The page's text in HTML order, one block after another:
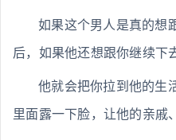
如果这个男人是真的想
后，如果他还想跟你继续下
他就会把你拉到他的生
里面露一下脸，让他的亲戚